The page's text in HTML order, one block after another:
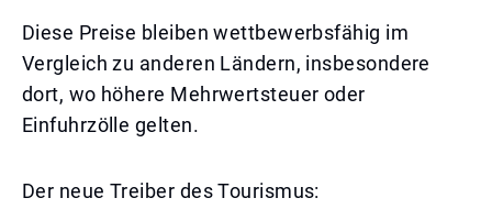
Diese Preise bleiben wettbewerbsfähig im
Vergleich zu anderen Ländern, insbesondere
dort, wo höhere Mehrwertsteuer oder
Einfuhrzölle gelten.
Der neue Treiber des Tourismus: